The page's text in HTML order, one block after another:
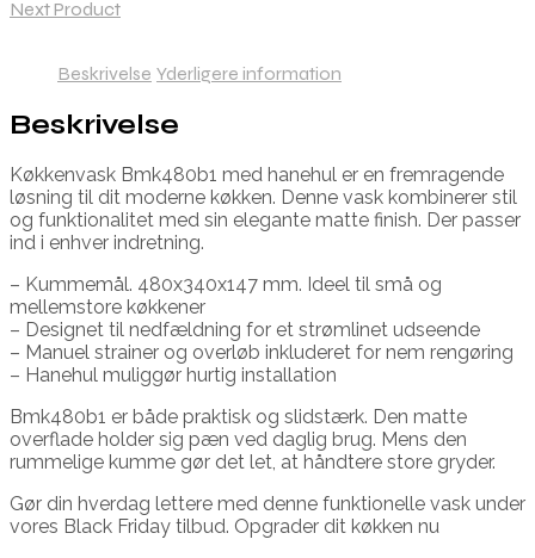
Next Product
Beskrivelse Yderligere information
Beskrivelse
Køkkenvask Bmk480b1 med hanehul er en fremragende
løsning til dit moderne køkken. Denne vask kombinerer stil
og funktionalitet med sin elegante matte finish. Der passer
ind i enhver indretning.
– Kummemål. 480x340x147 mm. Ideel til små og
mellemstore køkkener
– Designet til nedfældning for et strømlinet udseende
– Manuel strainer og overløb inkluderet for nem rengøring
– Hanehul muliggør hurtig installation
Bmk480b1 er både praktisk og slidstærk. Den matte
overflade holder sig pæn ved daglig brug. Mens den
rummelige kumme gør det let, at håndtere store gryder.
Gør din hverdag lettere med denne funktionelle vask under
vores Black Friday tilbud. Opgrader dit køkken nu